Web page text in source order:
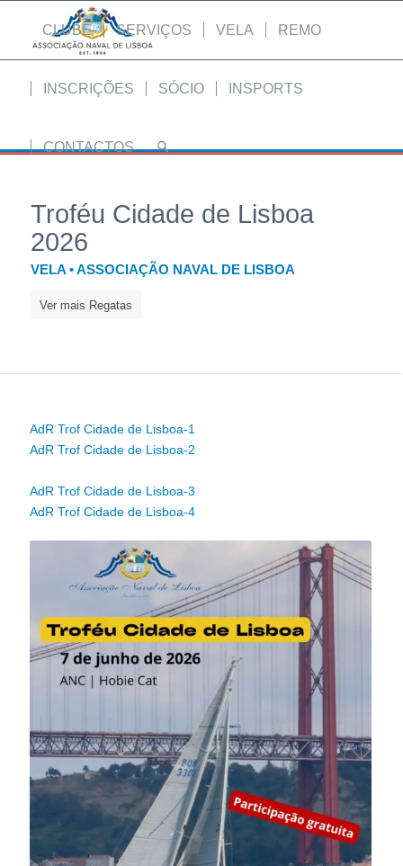
CLUBE SERVIÇOS VELA REMO
INSCRIÇÕES SÓCIO INSPORTS
CONTACTOS
Troféu Cidade de Lisboa
2026
VELA • ASSOCIAÇÃO NAVAL DE LISBOA
Ver mais Regatas
AdR Trof Cidade de Lisboa-1
AdR Trof Cidade de Lisboa-2
AdR Trof Cidade de Lisboa-3
AdR Trof Cidade de Lisboa-4